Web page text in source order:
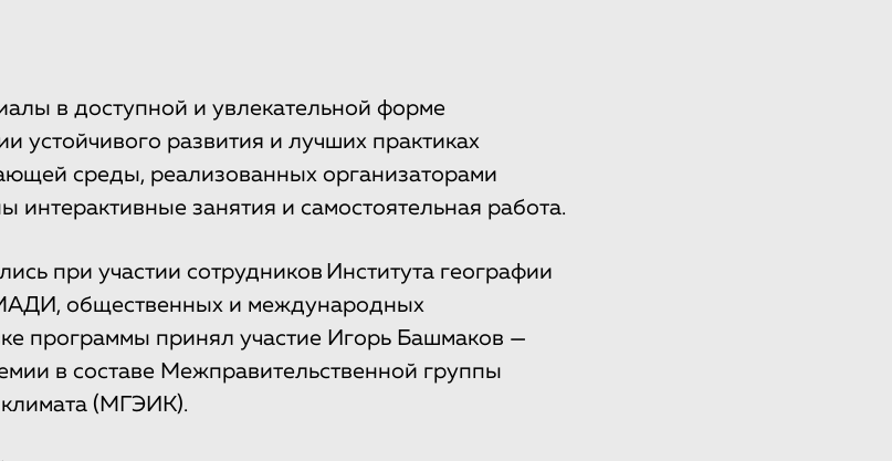
в доступной и увлекательной форме
устойчивого развития и лучших практиках
среды, реализованных организаторами
занятия и самостоятельная работа.
при участии сотрудников Института географии
общественных и международных
программы принял участие Игорь Башмаков —
в составе Межправительственной группы
(МГЭИК).